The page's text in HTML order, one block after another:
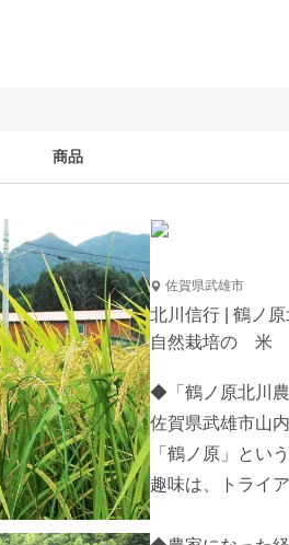
商品
佐賀県武雄市
北川信行 | 鶴ノ原
自然栽培の 米
◆「鶴ノ原北川
佐賀県武雄市山
「鶴ノ原」とい
趣味は、トライ